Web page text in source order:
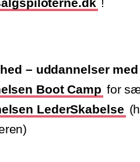
!
– uddannelser
Boot Camp for
LederSkabelse